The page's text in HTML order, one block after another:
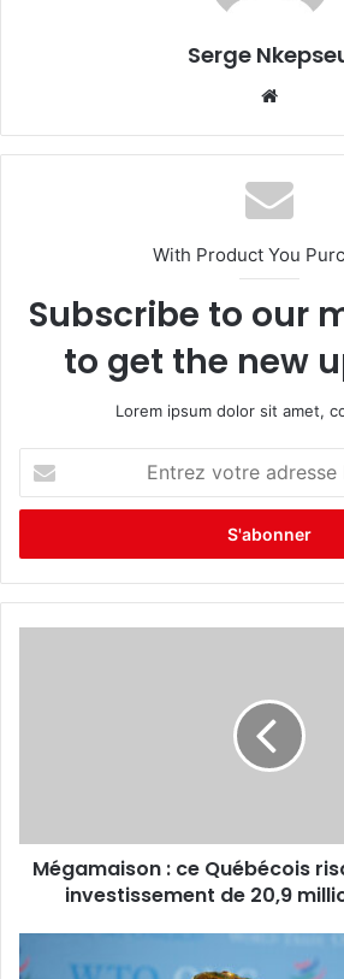
Serge
te
With Product You
Subscribe to our
to get the new
Lorem ipsum dolor sit amet,
t
e
z
a
Mégamaison : ce Québécois
investissement de 20,9